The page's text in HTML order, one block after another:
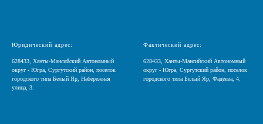
Юридический адрес:
628433, Ханты-Мансийский Автономный
округ - Югра, Сургутский район, поселок
городского типа Белый Яр, Набережная
улица, 3.
Фактический адрес:
628433, Ханты-Мансийский Автономный
округ - Югра, Сургутский район, поселок
городского типа Белый Яр, Фадеева, 4.